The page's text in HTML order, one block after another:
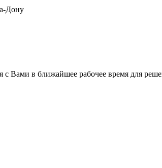
Дону
Вами в ближайшее рабочее время для